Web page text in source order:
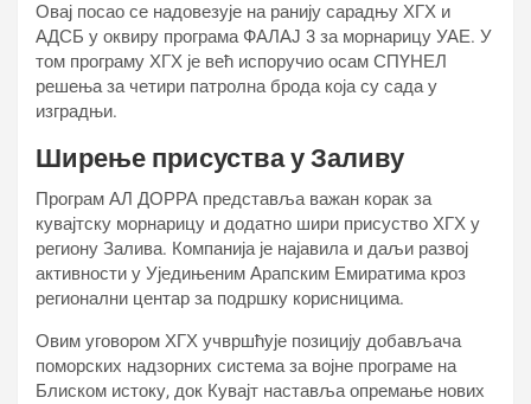
Овај посао се надовезује на ранију сарадњу ХГХ и
АДСБ у оквиру програма ФАЛАЈ 3 за морнарицу УАЕ. У
том програму ХГХ је већ испоручио осам СПYНЕЛ
решења за четири патролна брода која су сада у
изградњи.
Ширење присуства у Заливу
Програм АЛ ДОРРА представља важан корак за
кувајтску морнарицу и додатно шири присуство ХГХ у
региону Залива. Компанија је најавила и даљи развој
активности у Уједињеним Арапским Емиратима кроз
регионални центар за подршку корисницима.
Овим уговором ХГХ учвршћује позицију добављача
поморских надзорних система за војне програме на
Блиском истоку, док Кувајт наставља опремање нових